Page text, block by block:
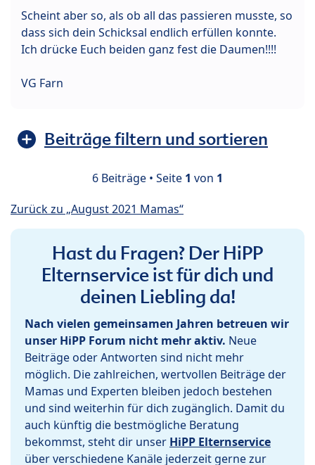
Scheint aber so, als ob all das passieren musste, so
dass sich dein Schicksal endlich erfüllen konnte.
Ich drücke Euch beiden ganz fest die Daumen!!!!
VG Farn
Beiträge filtern und sortieren
6 Beiträge • Seite 1 von 1
Zurück zu „August 2021 Mamas“
Hast du Fragen? Der HiPP
Elternservice ist für dich und
deinen Liebling da!
Nach vielen gemeinsamen Jahren betreuen wir
unser HiPP Forum nicht mehr aktiv. Neue
Beiträge oder Antworten sind nicht mehr
möglich. Die zahlreichen, wertvollen Beiträge der
Mamas und Experten bleiben jedoch bestehen
und sind weiterhin für dich zugänglich. Damit du
auch künftig die bestmögliche Beratung
bekommst, steht dir unser HiPP Elternservice
über verschiedene Kanäle jederzeit gerne zur